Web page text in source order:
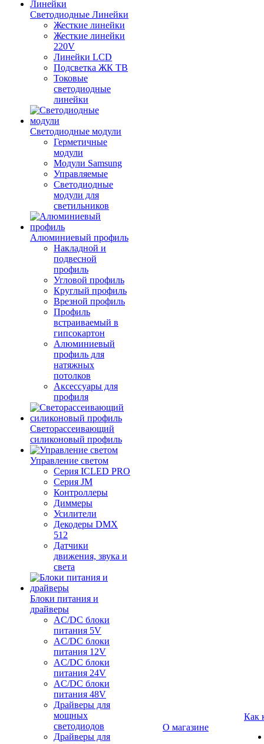
Светодиодные Линейки
Жесткие линейки
Жесткие линейки
220V
Линейки LCD
Подсветка ЖК ТВ
Токовые
светодиодные
линейки
Светодиодные модули
Герметичные
модули
Модули Samsung
Управляемые
Светодиодные
модули для
светильников
Алюминиевый профиль
Накладной и
подвесной
профиль
Угловой профиль
Круглый профиль
Врезной профиль
Профиль
встраиваемый в
гипсокартон
Алюминиевый
профиль для
натяжных
потолков
Аксессуары для
профиля
Светорассеивающий
силиконовый профиль
Управление светом
Серия ICLED PRO
Серия JM
Контроллеры
Диммеры
Усилители
Декодеры DMX
512
Датчики
движения, звука и
света
Блоки питания и
драйверы
AC/DC блоки
питания 5V
AC/DC блоки
питания 12V
AC/DC блоки
питания 24V
AC/DC блоки
питания 48V
Драйверы для
мощных
светодиодов
Драйверы для
О магазине
Как